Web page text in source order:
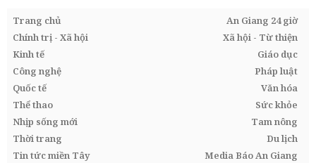
Trang chủ
An Giang 24 giờ
Chính trị - Xã hội
Xã hội - Từ thiện
Kinh tế
Giáo dục
Công nghệ
Pháp luật
Quốc tế
Văn hóa
Thể thao
Sức khỏe
Nhịp sống mới
Tam nông
Thời trang
Du lịch
Tin tức miền Tây
Media Báo An Giang